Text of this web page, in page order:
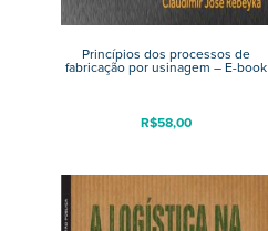
Princípios dos processos de
fabricação por usinagem – E-book
R$58,00